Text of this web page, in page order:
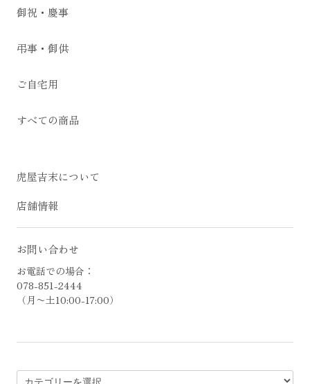
御祝・慶事
弔事・御供
ご自宅用
すべての商品
虎屋吉末について
店舗情報
お問い合わせ
お電話での場合：
078-851-2444
（月〜土10:00-17:00）